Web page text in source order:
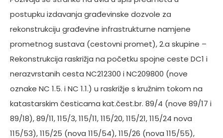
postupku izdavanja građevinske dozvole za
rekonstrukciju građevine infrastrukturne namjene
prometnog sustava (cestovni promet), 2.a skupine –
Rekonstrukcija raskrižja na početku spojne ceste DC1 i
nerazvrstanih cesta NC212300 i NC209800 (nove
oznake NC 1.5. i NC 1.1.) u raskrižje s kružnim tokom na
katastarskim česticama kat.čest.br. 89/4 (nove 89/17 i
89/18), 89/11, 115/3, 115/11, 115/20, 115/21, 115/24 nova
115/53), 115/25 (nova 115/54), 115/26 (nova 115/55),